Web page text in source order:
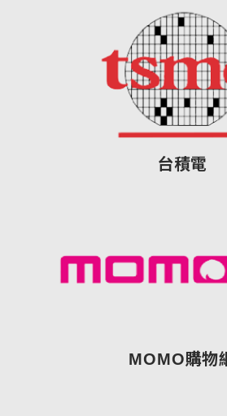
台積電
MOMO購物